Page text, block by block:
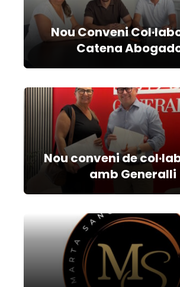
Nou Conveni
Catena
Nou conveni de
amb Generalli